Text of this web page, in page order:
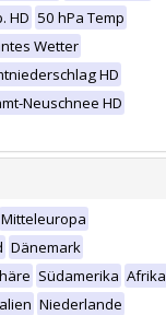
HD 50 hPa Temp
Wetter
HD
Neuschnee HD
Mitteleuropa
Dänemark
Südamerika Afrika
Niederlande